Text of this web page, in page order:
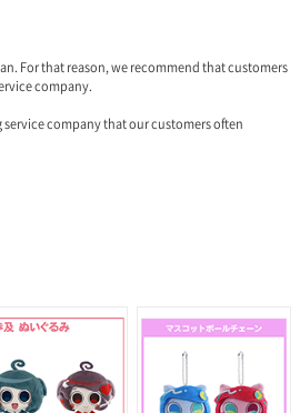
For that reason, we recommend that customers
company.
service company that our customers often